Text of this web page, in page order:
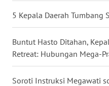
5 Kepala Daerah Tumbang
Buntut Hasto Ditahan,
Retreat: Hubungan Mega-
Soroti Instruksi Megawati
WN
WN
LANGKAT